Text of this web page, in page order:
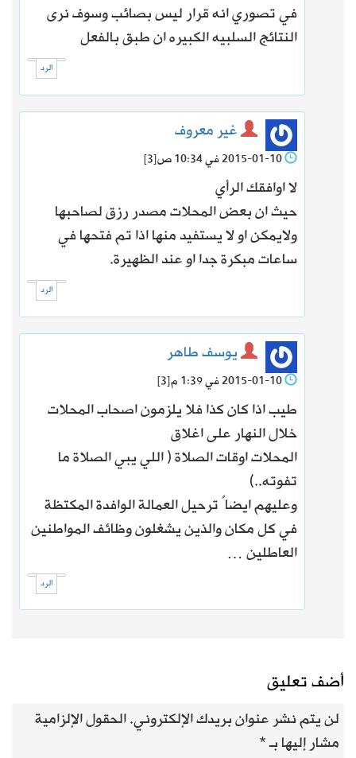
في تصوري انه قرار ليس بصائب وسوف نرى
النتائج السلبيه الكبيره ان طبق بالفعل
الرد
غير معروف
[3]
لا اوافقك الرأي
حيث ان بعض المحلات مصدر رزق لصاحبها
ولايمكن او لا يستفيد منها اذا تم فتحها في
ساعات مبكرة جدا او عند الظهيرة.
الرد
يوسف طاهر
[3]
طيب اذا كان كذا فلا يلزمون اصحاب المحلات
خلال النهار على اغلاق
المحلات اوقات الصلاة ( اللي يبي الصلاة ما
تفوته..)
وعليهم ايضاً ترحيل العمالة الوافدة المكتظة
في كل مكان والذين يشغلون وظائف المواطنين
العاطلين …
الرد
أضف تعليق
لن يتم نشر عنوان بريدك الإلكتروني.الحقول الإلزامية
مشار إليها بـ*